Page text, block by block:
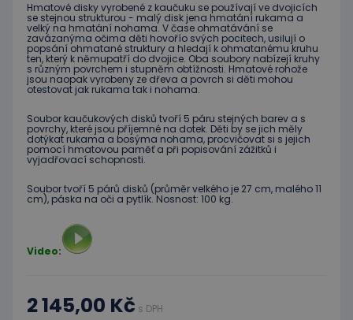
Hmatové disky vyrobené z kaučuku se používají ve dvojicích
se stejnou strukturou - malý disk jena hmatání rukama a
velký na hmatání nohama. V čase ohmatávání se
zavázanýma očima děti hovořío svých pocitech, usilují o
popsání ohmatané struktury a hledají k ohmatanému kruhu
ten, který k němupatří do dvojice. Oba soubory nabízejí kruhy
s různým povrchem i stupněm obtížnosti. Hmatové rohože
jsou naopak vyrobeny ze dřeva a povrch si děti mohou
otestovat jak rukama tak i nohama.
Soubor kaučukových disků tvoří 5 páru stejných barev a s
povrchy, které jsou příjemné na dotek. Děti by se jich měly
dotýkat rukama a bosýma nohama, procvičovat si s jejich
pomocí hmatovou paměť a při popisování zážitků i
vyjadřovací schopnosti.
Soubor tvoří 5 párů disků (průměr velkého je 27 cm, malého 11
cm), páska na oči a pytlík. Nosnost: 100 kg.
Video:
2 145,00 Kč s DPH